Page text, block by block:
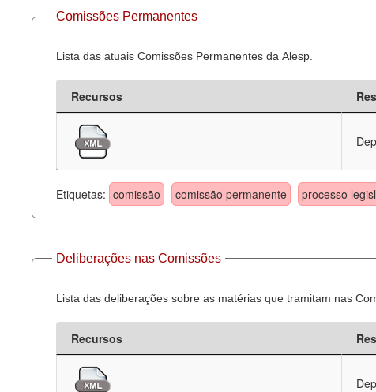
Comissões Permanentes
Lista das atuais Comissões Permanentes da Alesp.
Recursos
Etiquetas: comissão comissão permanente processo
Deliberações nas Comissões
Lista das deliberações sobre as matérias que tramitam nas
Recursos